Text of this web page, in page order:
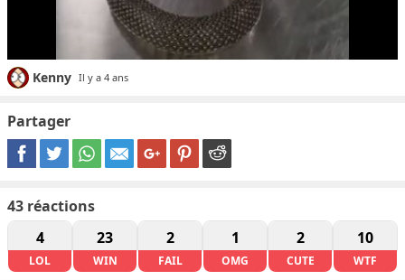
Kenny Il y a 4 ans
Partager
43 réactions
4
LOL
23
WIN
2
FAIL
1
OMG
2
CUTE
10
WTF